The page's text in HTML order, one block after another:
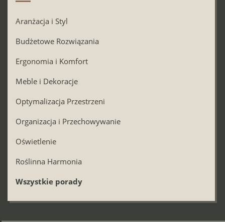
Aranżacja i Styl
Budżetowe Rozwiązania
Ergonomia i Komfort
Meble i Dekoracje
Optymalizacja Przestrzeni
Organizacja i Przechowywanie
Oświetlenie
Roślinna Harmonia
Wszystkie porady